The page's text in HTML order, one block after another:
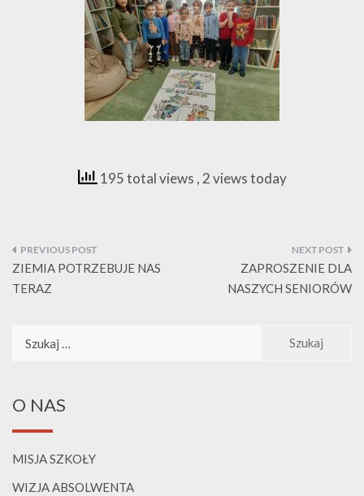
195 total views , 2 views today
Nawigacja
wpisu
ZIEMIA POTRZEBUJE NAS
TERAZ
ZAPROSZENIE DLA
NASZYCH SENIORÓW
O NAS
MISJA SZKOŁY
WIZJA ABSOLWENTA